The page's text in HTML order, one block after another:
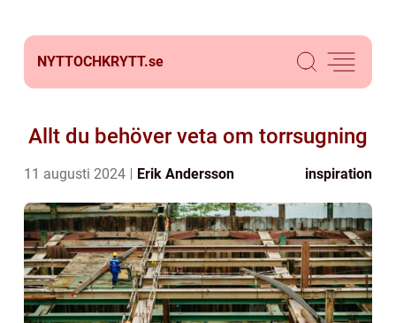
NYTTOCHKRYTT.se
Allt du behöver veta om torrsugning
11 augusti 2024 Erik Andersson inspiration